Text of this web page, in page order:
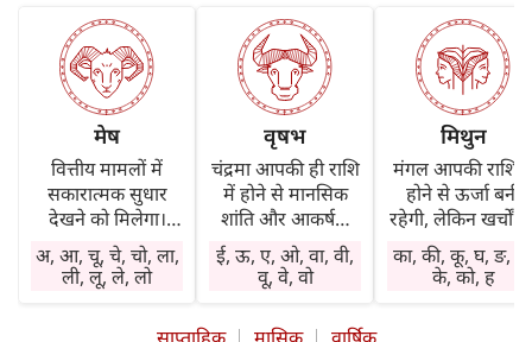
मेष
वित्तीय मामलों में
सकारात्मक सुधार
देखने को मिलेगा।
पारिवारिक
जिम्मेदारियों को बखूबी
निभाने में सफल रहेंगे।
अ, आ, चू, चे, चो, ला,
ली, लू, ले, लो
वृषभ
चंद्रमा आपकी ही राशि
में होने से मानसिक
शांति और आकर्षण
बढ़ेगा। सोचे हुए काम
समय पर पूरे होंगे,
जिससे आत्मविश्वास
ई, ऊ, ए, ओ, वा, वी,
वू, वे, वो
मिथुन
मंगल आपकी राशि
होने से ऊर्जा बनी
रहेगी, लेकिन खर्चों
नियंत्रण रखें।
अनावश्यक यात्राओं
बचें और फिजूलखर्ची
का, की, कू, घ, ङ, छ,
के, को, ह